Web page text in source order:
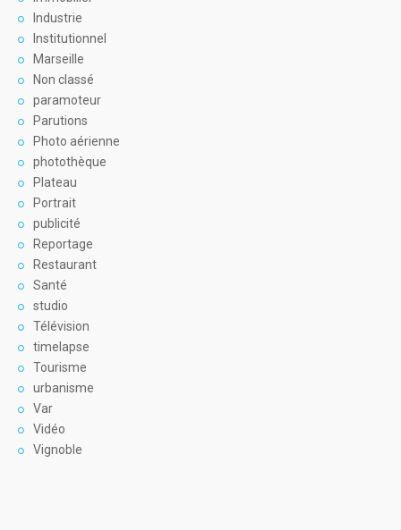
Industrie
Institutionnel
Marseille
Non classé
paramoteur
Parutions
Photo aérienne
photothèque
Plateau
Portrait
publicité
Reportage
Restaurant
Santé
studio
Télévision
timelapse
Tourisme
urbanisme
Var
Vidéo
Vignoble